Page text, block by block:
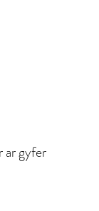
ar gyfer